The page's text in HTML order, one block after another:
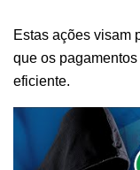
Estas ações visam
que os
eficiente.